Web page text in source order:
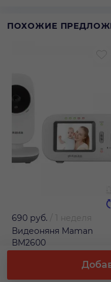
ПОХОЖИЕ
690 руб.
1 неделя
Видеоняня Maman
ВМ2600